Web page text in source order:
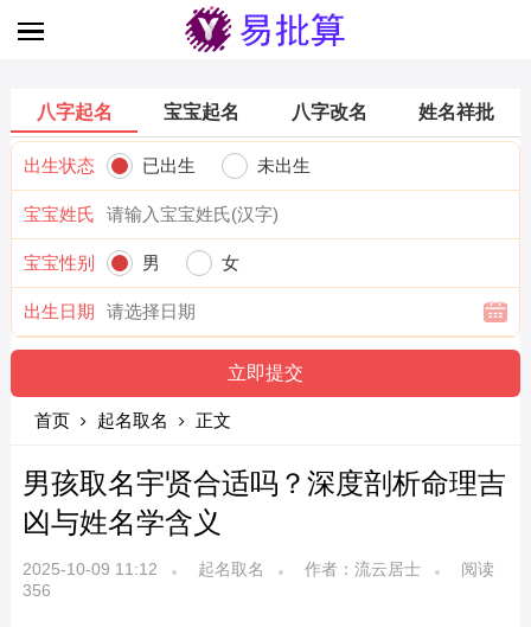
八字起名 宝宝起名 八字改名 姓名祥批
出生状态 已出生 未出生
宝宝姓氏
宝宝性别 男 女
出生日期
首页 起名取名 正文
男孩取名宇贤合适吗？深度剖析命理吉
凶与姓名学含义
2025-10-09 11:12 起名取名 作者：流云居士
阅读
356